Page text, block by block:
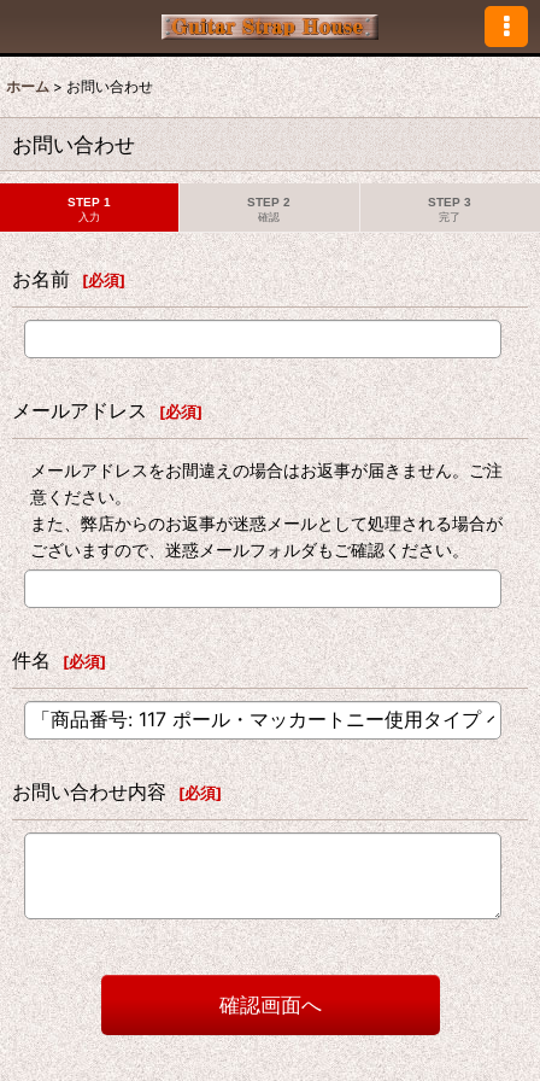
ホーム > お問い合わせ
お問い合わせ
STEP 1
入力
STEP 2
確認
STEP 3
完了
お名前 [必須]
メールアドレス [必須]
メールアドレスをお間違えの場合はお返事が届きません。ご注
意ください。
また、弊店からのお返事が迷惑メールとして処理される場合が
ございますので、迷惑メールフォルダもご確認ください。
件名 [必須]
お問い合わせ内容 [必須]
確認画面へ